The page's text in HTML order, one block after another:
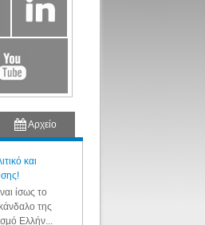
Αρχείο
και
ίσως το
της
Ελλήν...